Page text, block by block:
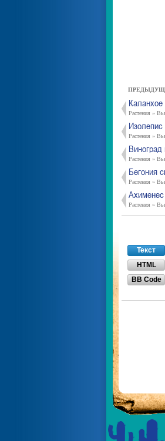
Растения »
Растения »
Растения »
Бегония
Растения »
Растения »
Текст
HTML
BB Code